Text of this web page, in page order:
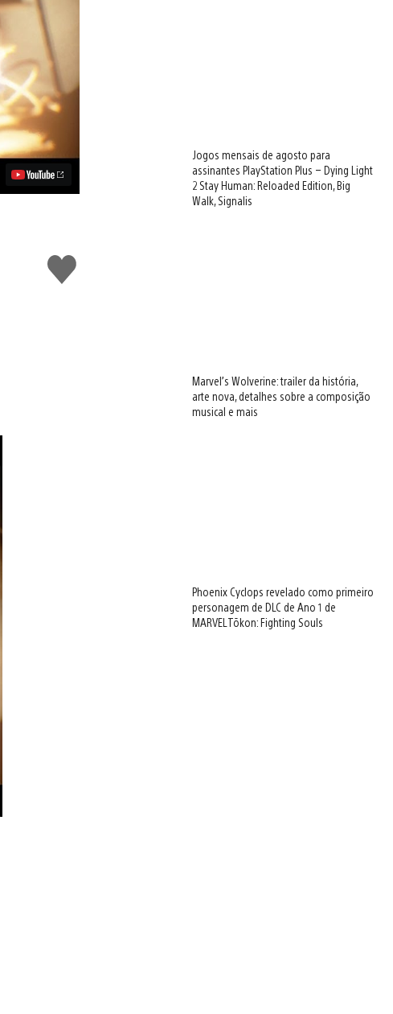
Curtir
Jogos mensais de agosto para
assinantes PlayStation Plus – Dying Light
2 Stay Human: Reloaded Edition, Big
Walk, Signalis
Marvel’s Wolverine: trailer da história,
arte nova, detalhes sobre a composição
musical e mais
Phoenix Cyclops revelado como primeiro
personagem de DLC de Ano 1 de
MARVEL Tōkon: Fighting Souls